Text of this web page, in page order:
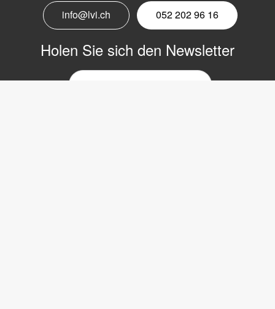
info@lvi.ch 052 202 96 16
Holen Sie sich den Newsletter